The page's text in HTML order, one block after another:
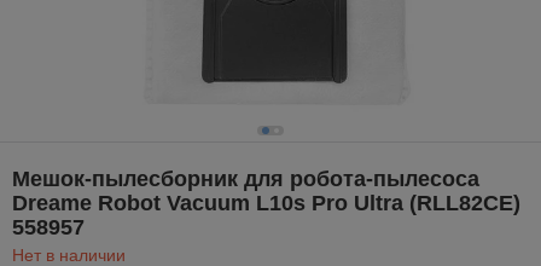
Мешок-пылесборник для робота-пылесоса
Dreame Robot Vacuum L10s Pro Ultra (RLL82CE)
558957
Нет в наличии